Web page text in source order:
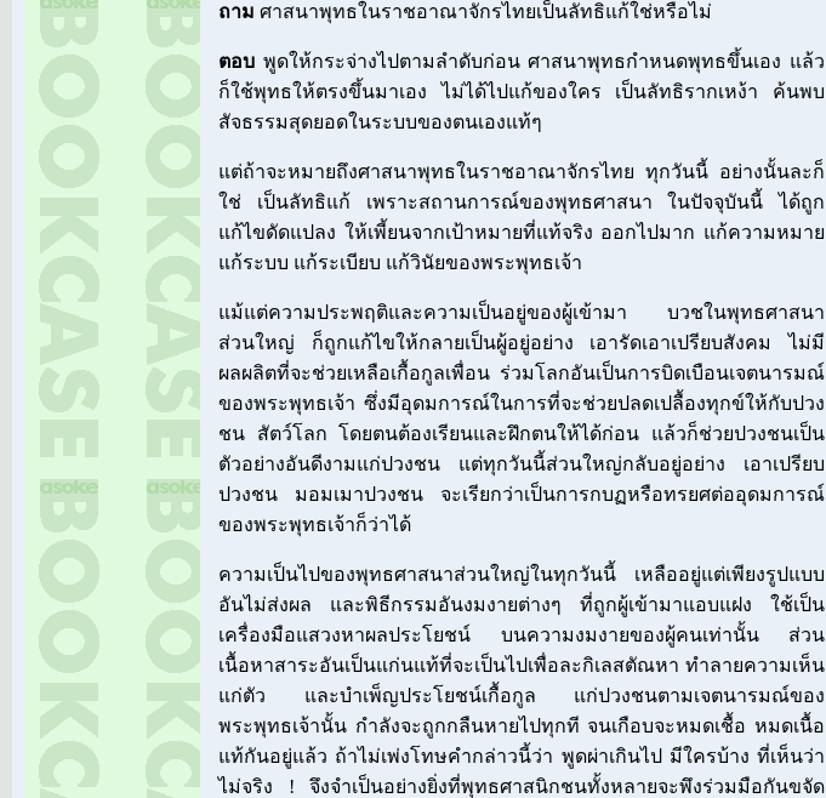
ถาม ศาสนาพุทธในราชอาณาจักรไทยเป็นลัทธิแก้ใช่หรือไม่
ตอบ พูดให้กระจ่างไปตามลำดับก่อน ศาสนาพุทธกำหนดพุทธขึ้นเอง แล้ว
ก็ใช้พุทธให้ตรงขึ้นมาเอง ไม่ได้ไปแก้ของใคร เป็นลัทธิรากเหง้า ค้นพบ
สัจธรรมสุดยอดในระบบของตนเองแท้ๆ
แต่ถ้าจะหมายถึงศาสนาพุทธในราชอาณาจักรไทย ทุกวันนี้ อย่างนั้นละก็
ใช่ เป็นลัทธิแก้ เพราะสถานการณ์ของพุทธศาสนา ในปัจจุบันนี้ ได้ถูก
แก้ไขดัดแปลง ให้เพี้ยนจากเป้าหมายที่แท้จริง ออกไปมาก แก้ความหมาย
แก้ระบบ แก้ระเบียบ แก้วินัยของพระพุทธเจ้า
แม้แต่ความประพฤติและความเป็นอยู่ของผู้เข้ามา บวชในพุทธศาสนา
ส่วนใหญ่ ก็ถูกแก้ไขให้กลายเป็นผู้อยู่อย่าง เอารัดเอาเปรียบสังคม ไม่มี
ผลผลิตที่จะช่วยเหลือเกื้อกูลเพื่อน ร่วมโลกอันเป็นการบิดเบือนเจตนารมณ์
ของพระพุทธเจ้า ซึ่งมีอุดมการณ์ในการที่จะช่วยปลดเปลื้องทุกข์ให้กับปวง
ชน สัตว์โลก โดยตนต้องเรียนและฝึกตนให้ได้ก่อน แล้วก็ช่วยปวงชนเป็น
ตัวอย่างอันดีงามแก่ปวงชน แต่ทุกวันนี้ส่วนใหญ่กลับอยู่อย่าง เอาเปรียบ
ปวงชน มอมเมาปวงชน จะเรียกว่าเป็นการกบฏหรือทรยศต่ออุดมการณ์
ของพระพุทธเจ้าก็ว่าได้
ความเป็นไปของพุทธศาสนาส่วนใหญ่ในทุกวันนี้ เหลืออยู่แต่เพียงรูปแบบ
อันไม่ส่งผล และพิธีกรรมอันงมงายต่างๆ ที่ถูกผู้เข้ามาแอบแฝง ใช้เป็น
เครื่องมือแสวงหาผลประโยชน์ บนความงมงายของผู้คนเท่านั้น ส่วน
เนื้อหาสาระอันเป็นแก่นแท้ที่จะเป็นไปเพื่อละกิเลสตัณหา ทำลายความเห็น
แก่ตัว และบำเพ็ญประโยชน์เกื้อกูล แก่ปวงชนตามเจตนารมณ์ของ
พระพุทธเจ้านั้น กำลังจะถูกกลืนหายไปทุกที จนเกือบจะหมดเชื้อ หมดเนื้อ
แท้กันอยู่แล้ว ถ้าไม่เพ่งโทษคำกล่าวนี้ว่า พูดผ่าเกินไป มีใครบ้าง ที่เห็นว่า
ไม่จริง ! จึงจำเป็นอย่างยิ่งที่พุทธศาสนิกชนทั้งหลายจะพึงร่วมมือกันขจัด